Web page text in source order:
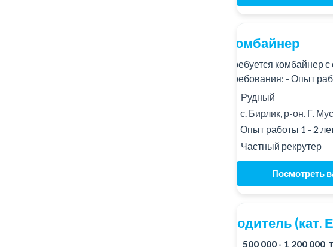
Комбайнер
Требуется комбайнер
Требования: - Опыт
Рудный
с. Бирлик, р-он. Г.
Опыт работы 1 - 2
Частный рекрутер
Посмотреть
Водитель (кат.
500 000 - 1 200 000